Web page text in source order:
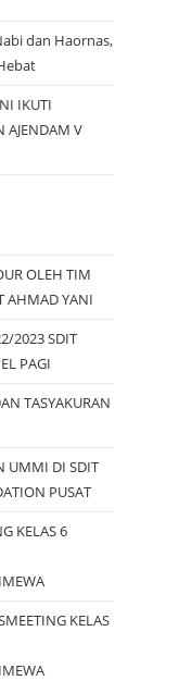
dan Haornas,
IKUTI
AJENDAM V
OLEH TIM
AHMAD YANI
2023 SDIT
PAGI
TASYAKURAN
UMMI DI SDIT
PUSAT
KELAS 6
KELAS